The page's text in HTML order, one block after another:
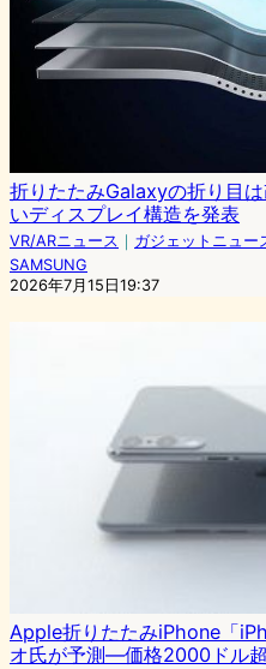
折りたたみGalaxyの折り目
いディスプレイ構造を発表
VR/ARニュース ｜ ガジェットニュー
SAMSUNG
2026年7月15日19:37
Apple折りたたみiPhone「
オ氏が予測―価格2000ドル